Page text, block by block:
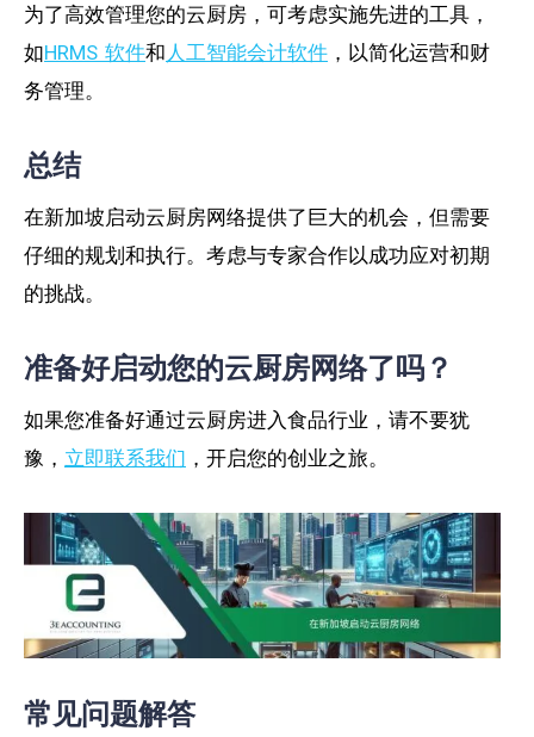
为了高效管理您的云厨房，可考虑实施先进的工具，
如HRMS 软件和 人工智能会计软件 ，以简化运营和财
务管理。
总结
在新加坡启动云厨房网络提供了巨大的机会，但需要
仔细的规划和执行。考虑与专家合作以成功应对初期
的挑战。
准备好启动您的云厨房网络了吗？
如果您准备好通过云厨房进入食品行业，请不要犹
豫， 立即联系我们 ，开启您的创业之旅。
常见问题解答